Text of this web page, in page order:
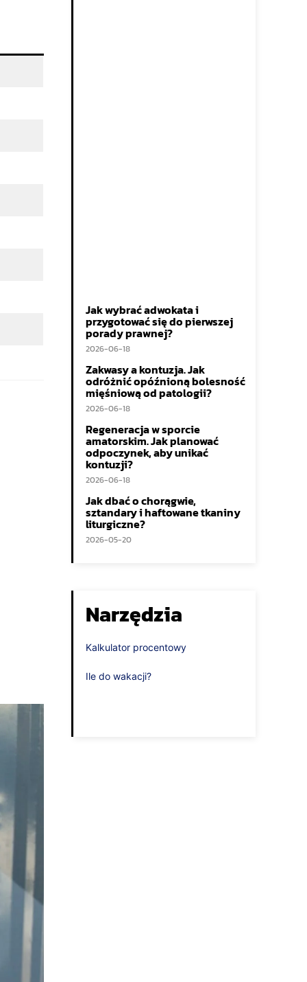
Jak wybrać adwokata i
przygotować się do pierwszej
porady prawnej?
2026-06-18
Zakwasy a kontuzja. Jak
odróżnić opóźnioną bolesność
mięśniową od patologii?
2026-06-18
Regeneracja w sporcie
amatorskim. Jak planować
odpoczynek, aby unikać
kontuzji?
2026-06-18
Jak dbać o chorągwie,
sztandary i haftowane tkaniny
liturgiczne?
2026-05-20
Narzędzia
Kalkulator procentowy
Ile do wakacji?